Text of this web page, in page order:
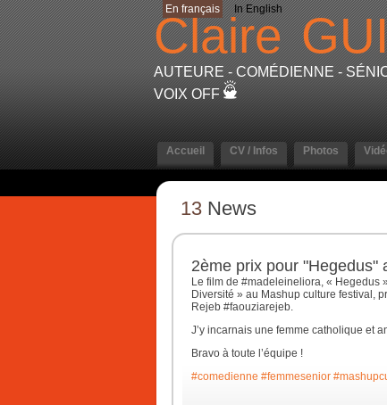
En français In English
Claire
AUTEURE - COMÉDIENNE -
VOIX OFF
Accueil CV / Infos Photos
13 News
2ème prix pour "Hegedus"
Le film de #madeleineliora, « Hegedus
Diversité » au Mashup culture festival,
Rejeb #faouziarejeb.
J’y incarnais une femme catholique et
Bravo à toute l’équipe !
#comedienne #femmesenior